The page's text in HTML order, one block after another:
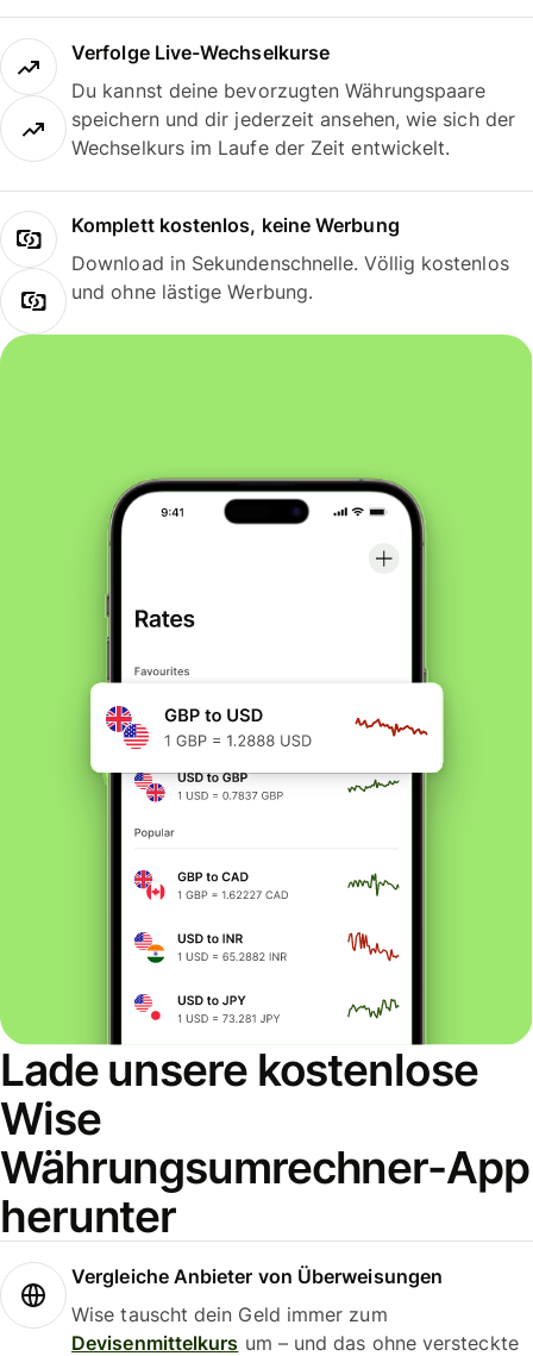
Verfolge Live-Wechselkurse
Du kannst deine bevorzugten Währungspaare
speichern und dir jederzeit ansehen, wie sich der
Wechselkurs im Laufe der Zeit entwickelt.
Komplett kostenlos, keine Werbung
Download in Sekundenschnelle. Völlig kostenlos
und ohne lästige Werbung.
Lade unsere kostenlose
Wise
Währungsumrechner-App
herunter
Vergleiche Anbieter von Überweisungen
Wise tauscht dein Geld immer zum
Devisenmittelkurs um – und das ohne versteckte